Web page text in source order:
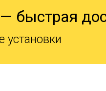
быстрая
установки